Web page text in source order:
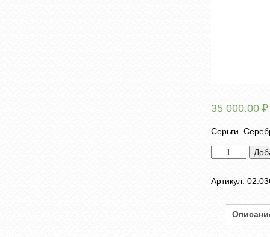
35 000.00 ₽
Серьги.
Количество
товара
Артикул: